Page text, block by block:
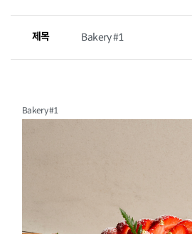
제목 Bakery #1
Bakery #1